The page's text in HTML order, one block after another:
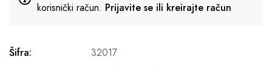
korisnički račun. Prijavite se ili kreirajte račun
Šifra:
32017